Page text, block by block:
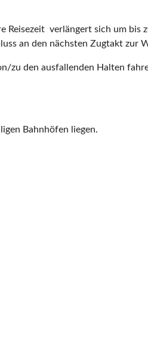
verlängert sich um bis
an den nächsten Zugtakt zur
zu den ausfallenden Halten
Bahnhöfen liegen.